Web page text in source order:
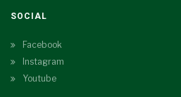
SOCIAL
Facebook
Instagram
Youtube